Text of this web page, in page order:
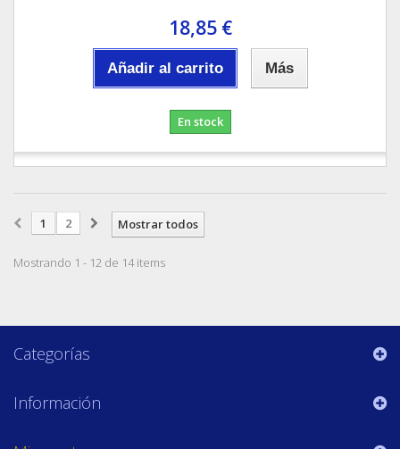
18,85 €
Añadir al carrito Más
En stock
Mostrar todos
1 2
Mostrando 1 - 12 de 14 items
Categorías
Información